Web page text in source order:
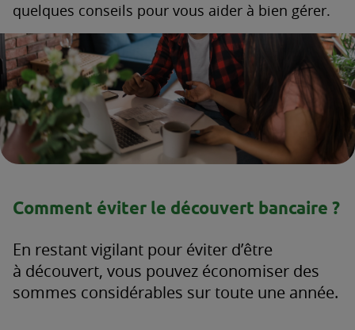
quelques conseils pour vous aider à bien gérer.
Comment éviter le découvert bancaire ?
En restant vigilant pour éviter d’être
à découvert, vous pouvez économiser des
sommes considérables sur toute une année.